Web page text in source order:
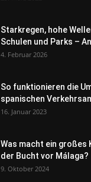
Starkregen, hohe
Schulen und Parks –
4. Februar 2026
So funktionieren die
spanischen
16. Januar 2023
Was macht ein
der Bucht vor Málaga?
9. Oktober 2024